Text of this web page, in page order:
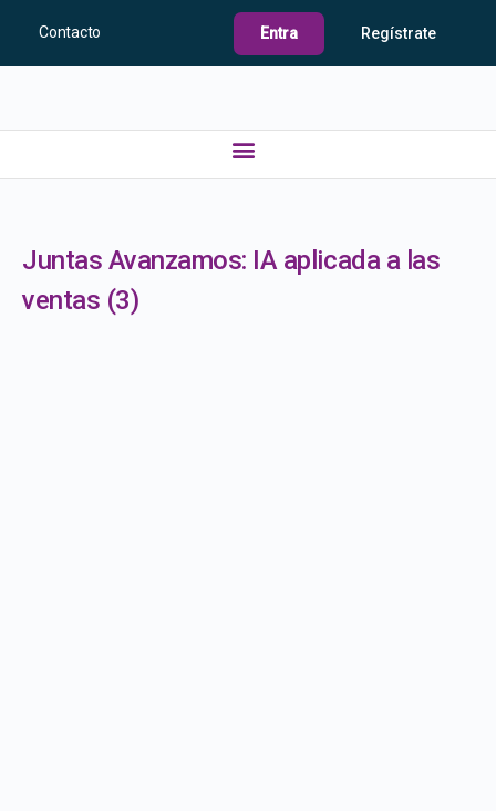
Contacto Entra Regístrate
Juntas Avanzamos: IA aplicada a las
ventas (3)